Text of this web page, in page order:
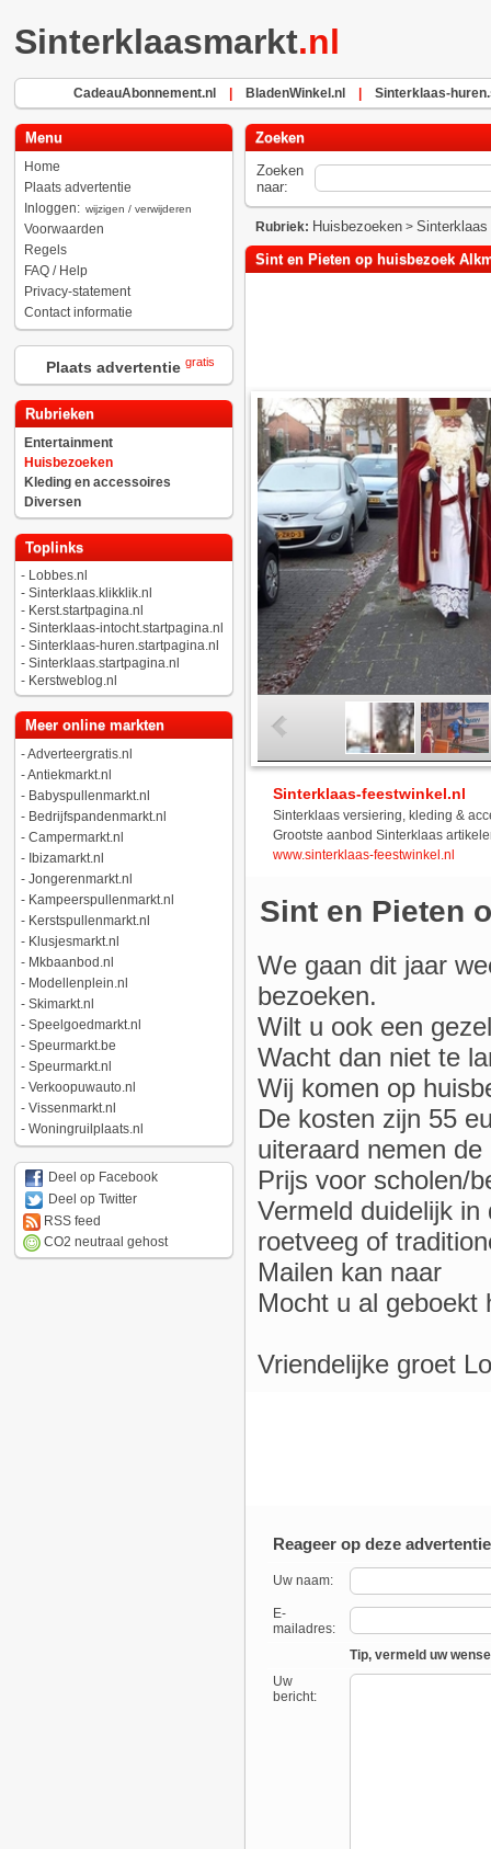
Sinterklaasmarkt.nl
CadeauAbonnement.nl BladenWinkel.nl Sinterklaas-
Menu
Home
Plaats advertentie
Inloggen: wijzigen / verwijderen
Voorwaarden
Regels
FAQ / Help
Privacy-statement
Contact informatie
Plaats advertentie gratis
Rubrieken
Entertainment
Huisbezoeken
Kleding en accessoires
Diversen
Toplinks
- Lobbes.nl
- Sinterklaas.klikklik.nl
- Kerst.startpagina.nl
- Sinterklaas-intocht.startpagina.nl
- Sinterklaas-huren.startpagina.nl
- Sinterklaas.startpagina.nl
- Kerstweblog.nl
Meer online markten
-Adverteergratis.nl
-Antiekmarkt.nl
- Babyspullenmarkt.nl
- Bedrijfspandenmarkt.nl
- Campermarkt.nl
- Ibizamarkt.nl
- Jongerenmarkt.nl
- Kampeerspullenmarkt.nl
- Kerstspullenmarkt.nl
- Klusjesmarkt.nl
- Mkbaanbod.nl
- Modellenplein.nl
- Skimarkt.nl
- Speelgoedmarkt.nl
- Speurmarkt.be
- Speurmarkt.nl
- Verkoopuwauto.nl
- Vissenmarkt.nl
- Woningruilplaats.nl
Deel op Facebook
Deel op Twitter
RSS feed
CO2 neutraal gehost
Zoeken
Zoeken
naar:
Rubriek: Huisbezoeken> Sinterklaas
Sint en Pieten op huisbezoek
Sinterklaas-feestwinkel.nl
Sinterklaas versiering, kleding &
Grootste aanbod Sinterklaas
www.sinterklaas-feestwinkel.nl
Sint en Pieten
We gaan dit jaar
bezoeken.
Wilt u ook een
Wacht dan niet te
Wij komen op
De kosten zijn 55
uiteraard nemen
Prijs voor scholen/
Vermeld duidelijk
roetveeg of
Mailen kan naar
Mocht u al geboekt
Vriendelijke groet
Reageer op deze advertentie
Uw naam:
E-
mailadres:
Tip, vermeld uw
Uw
bericht: